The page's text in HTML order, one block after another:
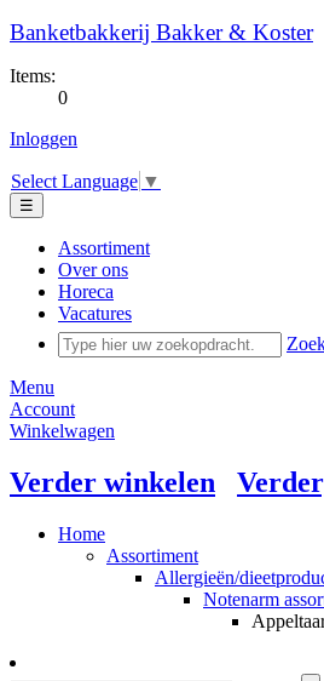
Banketbakkerij Bakker & Koster
Items:
0
Inloggen
Select Language ▼
☰
Assortiment
Over ons
Horeca
Vacatures
Menu
Account
Winkelwagen
Verder winkelen
Home
Assortiment
Allergieën/
Notenarm